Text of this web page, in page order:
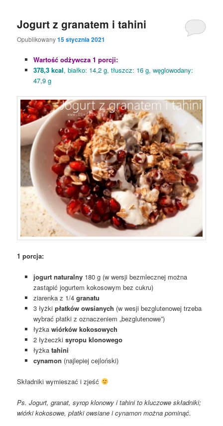
Jogurt z granatem i tahini
Opublikowany15 stycznia 2021
Wartość odżywcza 1 porcji:
378,3 kcal, białko: 14,2 g, tłuszcz: 16 g, węglowodany:
47,9 g
1 porcja:
jogurt naturalny180 g (w wersji bezmlecznej można
zastąpić jogurtem kokosowym bez cukru)
ziarenka z 1/4 granatu
3 łyżki płatków owsianych (w wesji bezglutenowej trzeba
wybrać płatki z oznaczeniem „bezglutenowe”)
łyżka wiórków kokosowych
2 łyżeczki syropu klonowego
łyżka tahini
cynamon (najlepiej cejloński)
Składniki wymieszać i zjeść
Ps. Jogurt, granat, syrop klonowy i tahini to kluczowe składniki;
wiórki kokosowe, płatki owsiane i cynamon można pominąć.